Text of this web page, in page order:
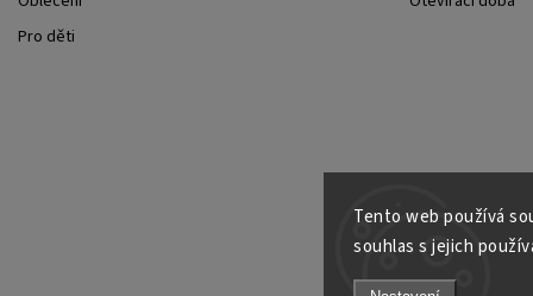
Tento web používá
souhlas s jejich
Pro děti